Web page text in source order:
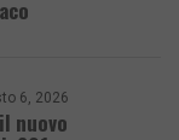
6, 2026
nuovo